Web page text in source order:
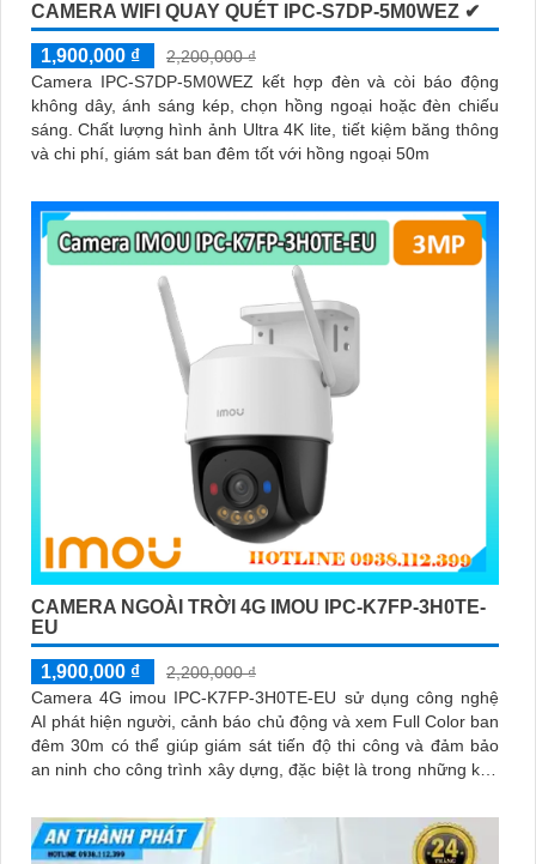
CAMERA WIFI QUAY QUÉT IPC-S7DP-5M0WEZ ✔
1,900,000 ₫
2,200,000 ₫
Camera IPC-S7DP-5M0WEZ kết hợp đèn và còi báo động
không dây, ánh sáng kép, chọn hồng ngoại hoặc đèn chiếu
sáng. Chất lượng hình ảnh Ultra 4K lite, tiết kiệm băng thông
và chi phí, giám sát ban đêm tốt với hồng ngoại 50m
CAMERA NGOÀI TRỜI 4G IMOU IPC-K7FP-3H0TE-
EU
1,900,000 ₫
2,200,000 ₫
Camera 4G imou IPC-K7FP-3H0TE-EU sử dụng công nghệ
AI phát hiện người, cảnh báo chủ động và xem Full Color ban
đêm 30m có thể giúp giám sát tiến độ thi công và đảm bảo
an ninh cho công trình xây dựng, đặc biệt là trong những khu
ổn định. Camera IPC-K7FP-3H0TE-EU sử dụng công nghệ
nhận diện người và động vật, kết hợp Wifi không dây